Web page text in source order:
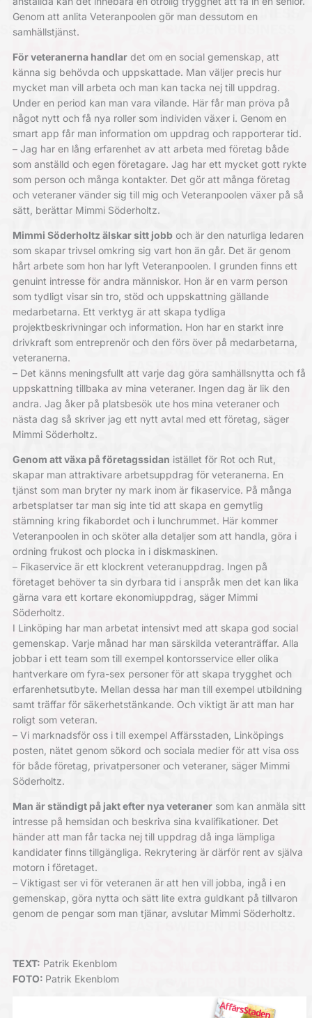
Genom att anlita Veteranpoolen gör man dessutom en
samhällstjänst.
För veteranerna handlardet om en social gemenskap, att
känna sig behövda och uppskattade. Man väljer precis hur
mycket man vill arbeta och man kan tacka nej till uppdrag.
Under en period kan man vara vilande. Här får man pröva på
något nytt och få nya roller som individen växer i. Genom en
smart app får man information om uppdrag och rapporterar tid.
– Jag har en lång erfarenhet av att arbeta med företag både
som anställd och egen företagare. Jag har ett mycket gott rykte
som person och många kontakter. Det gör att många företag
och veteraner vänder sig till mig och Veteranpoolen växer på så
sätt, berättar Mimmi Söderholtz.
Mimmi Söderholtz älskar sitt jobboch är den naturliga ledaren
som skapar trivsel omkring sig vart hon än går. Det är genom
hårt arbete som hon har lyft Veteranpoolen. I grunden finns ett
genuint intresse för andra människor. Hon är en varm person
som tydligt visar sin tro, stöd och uppskattning gällande
medarbetarna. Ett verktyg är att skapa tydliga
projektbeskrivningar och information. Hon har en starkt inre
drivkraft som entreprenör och den förs över på medarbetarna,
veteranerna.
– Det känns meningsfullt att varje dag göra samhällsnytta och få
uppskattning tillbaka av mina veteraner. Ingen dag är lik den
andra. Jag åker på platsbesök ute hos mina veteraner och
nästa dag så skriver jag ett nytt avtal med ett företag, säger
Mimmi Söderholtz.
Genom att växa på företagssidan istället för Rot och Rut,
skapar man attraktivare arbetsuppdrag för veteranerna. En
tjänst som man bryter ny mark inom är fikaservice. På många
arbetsplatser tar man sig inte tid att skapa en gemytlig
stämning kring fikabordet och i lunchrummet. Här kommer
Veteranpoolen in och sköter alla detaljer som att handla, göra i
ordning frukost och plocka in i diskmaskinen.
– Fikaservice är ett klockrent veteranuppdrag. Ingen på
företaget behöver ta sin dyrbara tid i anspråk men det kan lika
gärna vara ett kortare ekonomiuppdrag, säger Mimmi
Söderholtz.
I Linköping har man arbetat intensivt med att skapa god social
gemenskap. Varje månad har man särskilda veteranträffar. Alla
jobbar i ett team som till exempel kontorsservice eller olika
hantverkare om fyra-sex personer för att skapa trygghet och
erfarenhetsutbyte. Mellan dessa har man till exempel utbildning
samt träffar för säkerhetstänkande. Och viktigt är att man har
roligt som veteran.
– Vi marknadsför oss i till exempel Affärsstaden, Linköpings
posten, nätet genom sökord och sociala medier för att visa oss
för både företag, privatpersoner och veteraner, säger Mimmi
Söderholtz.
Man är ständigt på jakt efter nya veteranersom kan anmäla sitt
intresse på hemsidan och beskriva sina kvalifikationer. Det
händer att man får tacka nej till uppdrag då inga lämpliga
kandidater finns tillgängliga. Rekrytering är därför rent av själva
motorn i företaget.
– Viktigast ser vi för veteranen är att hen vill jobba, ingå i en
gemenskap, göra nytta och sätt lite extra guldkant på tillvaron
genom de pengar som man tjänar, avslutar Mimmi Söderholtz.
TEXT: Patrik Ekenblom
FOTO: Patrik Ekenblom